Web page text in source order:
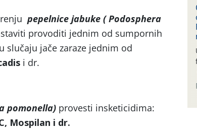
pepelnice jabuke ( Podosphera
provoditi jednim od sumpornih
slučaju jače zaraze jednim od
i dr.
pomonella) provesti insketicidima:
Mospilan i dr.